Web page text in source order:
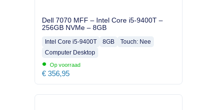
Dell 7070 MFF – Intel Core i5-9400T –
256GB NVMe – 8GB
Intel Core i5-9400T 8GB
Touch: Nee
Computer Desktop
• Op voorraad
€ 356,95